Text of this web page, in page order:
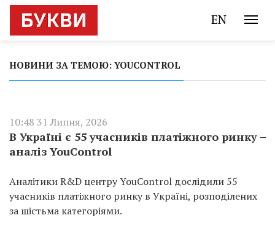
EN
НОВИНИ ЗА ТЕМОЮ: YOUCONTROL
10:48 31 Липня, 2026
В Україні є 55 учасників платіжного ринку –
аналіз YouControl
Аналітики R&D центру YouControl дослідили 55
учасників платіжного ринку в Україні, розподілених
за шістьма категоріями.